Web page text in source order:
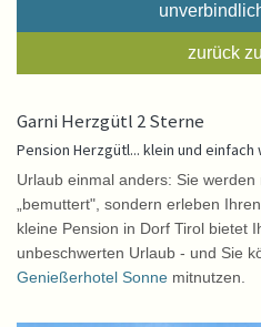
zurück
Garni Herzgütl 2 Sterne
Pension Herzgütl... klein und einfach
Urlaub einmal anders: Sie
„bemuttert", sondern erleben
kleine Pension in Dorf Tirol bietet
unbeschwerten Urlaub - und Sie
Genießerhotel Sonne mitnutzen.